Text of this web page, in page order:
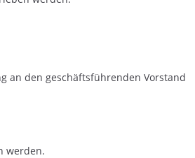
den geschäftsführenden Vorstand
werden.